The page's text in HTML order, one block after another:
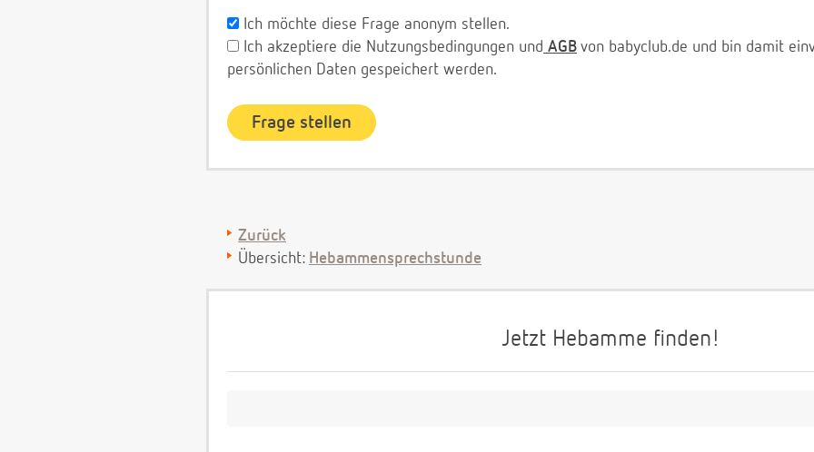
Ich möchte diese Frage anonym stellen.
Ich akzeptiere die Nutzungsbedingungen und AGB von babyclub.de und bin damit
persönlichen Daten gespeichert werden.
Zurück
Übersicht: Hebammensprechstunde
Jetzt Hebamme finden!